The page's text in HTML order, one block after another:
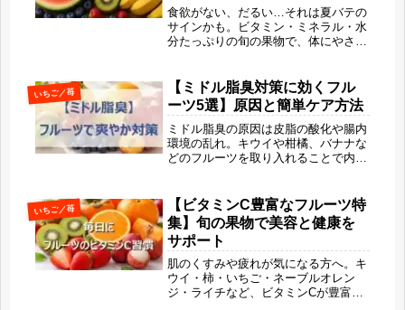
食欲がない、だるい…それは夏バテの
サインかも。ビタミン・ミネラル・水
分たっぷりの旬の果物で、体にやさし
す🍍
いちご／苺
【ミドル脂臭対策に効くフル
ーツ5選】原因と簡単ケア方法
ミドル脂臭の原因は皮脂の酸化や腸内
環境の乱れ。キウイや柑橘、バナナな
どのフルーツを取り入れることで内側
し、手軽に続けられるフルーツ習慣と
簡単ケア方法をわかりやすく解説しま
す。
いちご／苺
【ビタミンC豊富なフルーツ特
集】旬の果物で美容と健康を
サポート
肌のくすみや疲れが気になる方へ。キ
ウイ・柿・いちご・ネーブルオレン
ジ・ライチなど、ビタミンCが豊富な